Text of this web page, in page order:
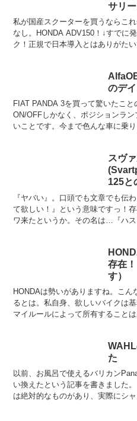
サリ
私が国産スクーターを買うならこ
なし。HONDA ADV150！↓すでに
ク！正規で日本導入とはありがた
のデ
FIAT PANDA 3を買って驚いたこ
ON/OFFしかなく、ポジションラ
いことです。今まで色んな車に乗
スヴ
125と
『ヤバい』。口頭でも文章でも伝
て欲しい！』という意味ですっ！
ワ来たというか。その名は…『ハス
存在
す）
HONDAは勢いがありますね。こん
るとは。私自身、欲しいバイクは
マイルールによって所有すること
た
以前、お風呂で使えるバリカン
い換えたという記事を書きました
は絶対的なものがあり、実際にシ